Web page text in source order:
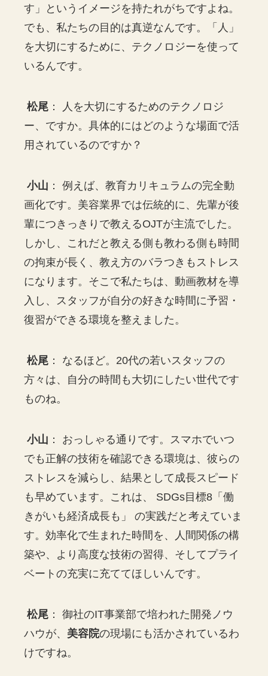
す」というイメージを持たれがちですよね。
でも、私たちの目的は真逆なんです。「人」
を大切にするために、テクノロジーを使って
いるんです。
松尾 ： 人を大切にするためのテクノロジ
ー、ですか。具体的にはどのような場面で活
用されているのですか？
小山 ： 例えば、教育カリキュラムの完全動
画化です。美容業界では伝統的に、先輩が後
輩につきっきりで教えるOJTが主流でした。
しかし、これだと教える側も教わる側も時間
の拘束が長く、教え方のバラつきもストレス
になります。そこで私たちは、動画教材を導
入し、スタッフが自分の好きな時間に予習・
復習ができる環境を整えました。
松尾 ： なるほど。20代の若いスタッフの
方々は、自分の時間も大切にしたい世代です
ものね。
小山 ： おっしゃる通りです。スマホでいつ
でも正解の技術を確認できる環境は、彼らの
ストレスを減らし、結果として成長スピード
も早めています。これは、 SDGs目標8「働
きがいも経済成長も」 の実践だと考えていま
す。効率化で生まれた時間を、人間関係の構
築や、より高度な技術の習得、そしてプライ
ベートの充実に充ててほしいんです。
松尾 ： 御社のIT事業部で培われた開発ノウ
ハウが、 美容院の現場にも活かされているわ
けですね。